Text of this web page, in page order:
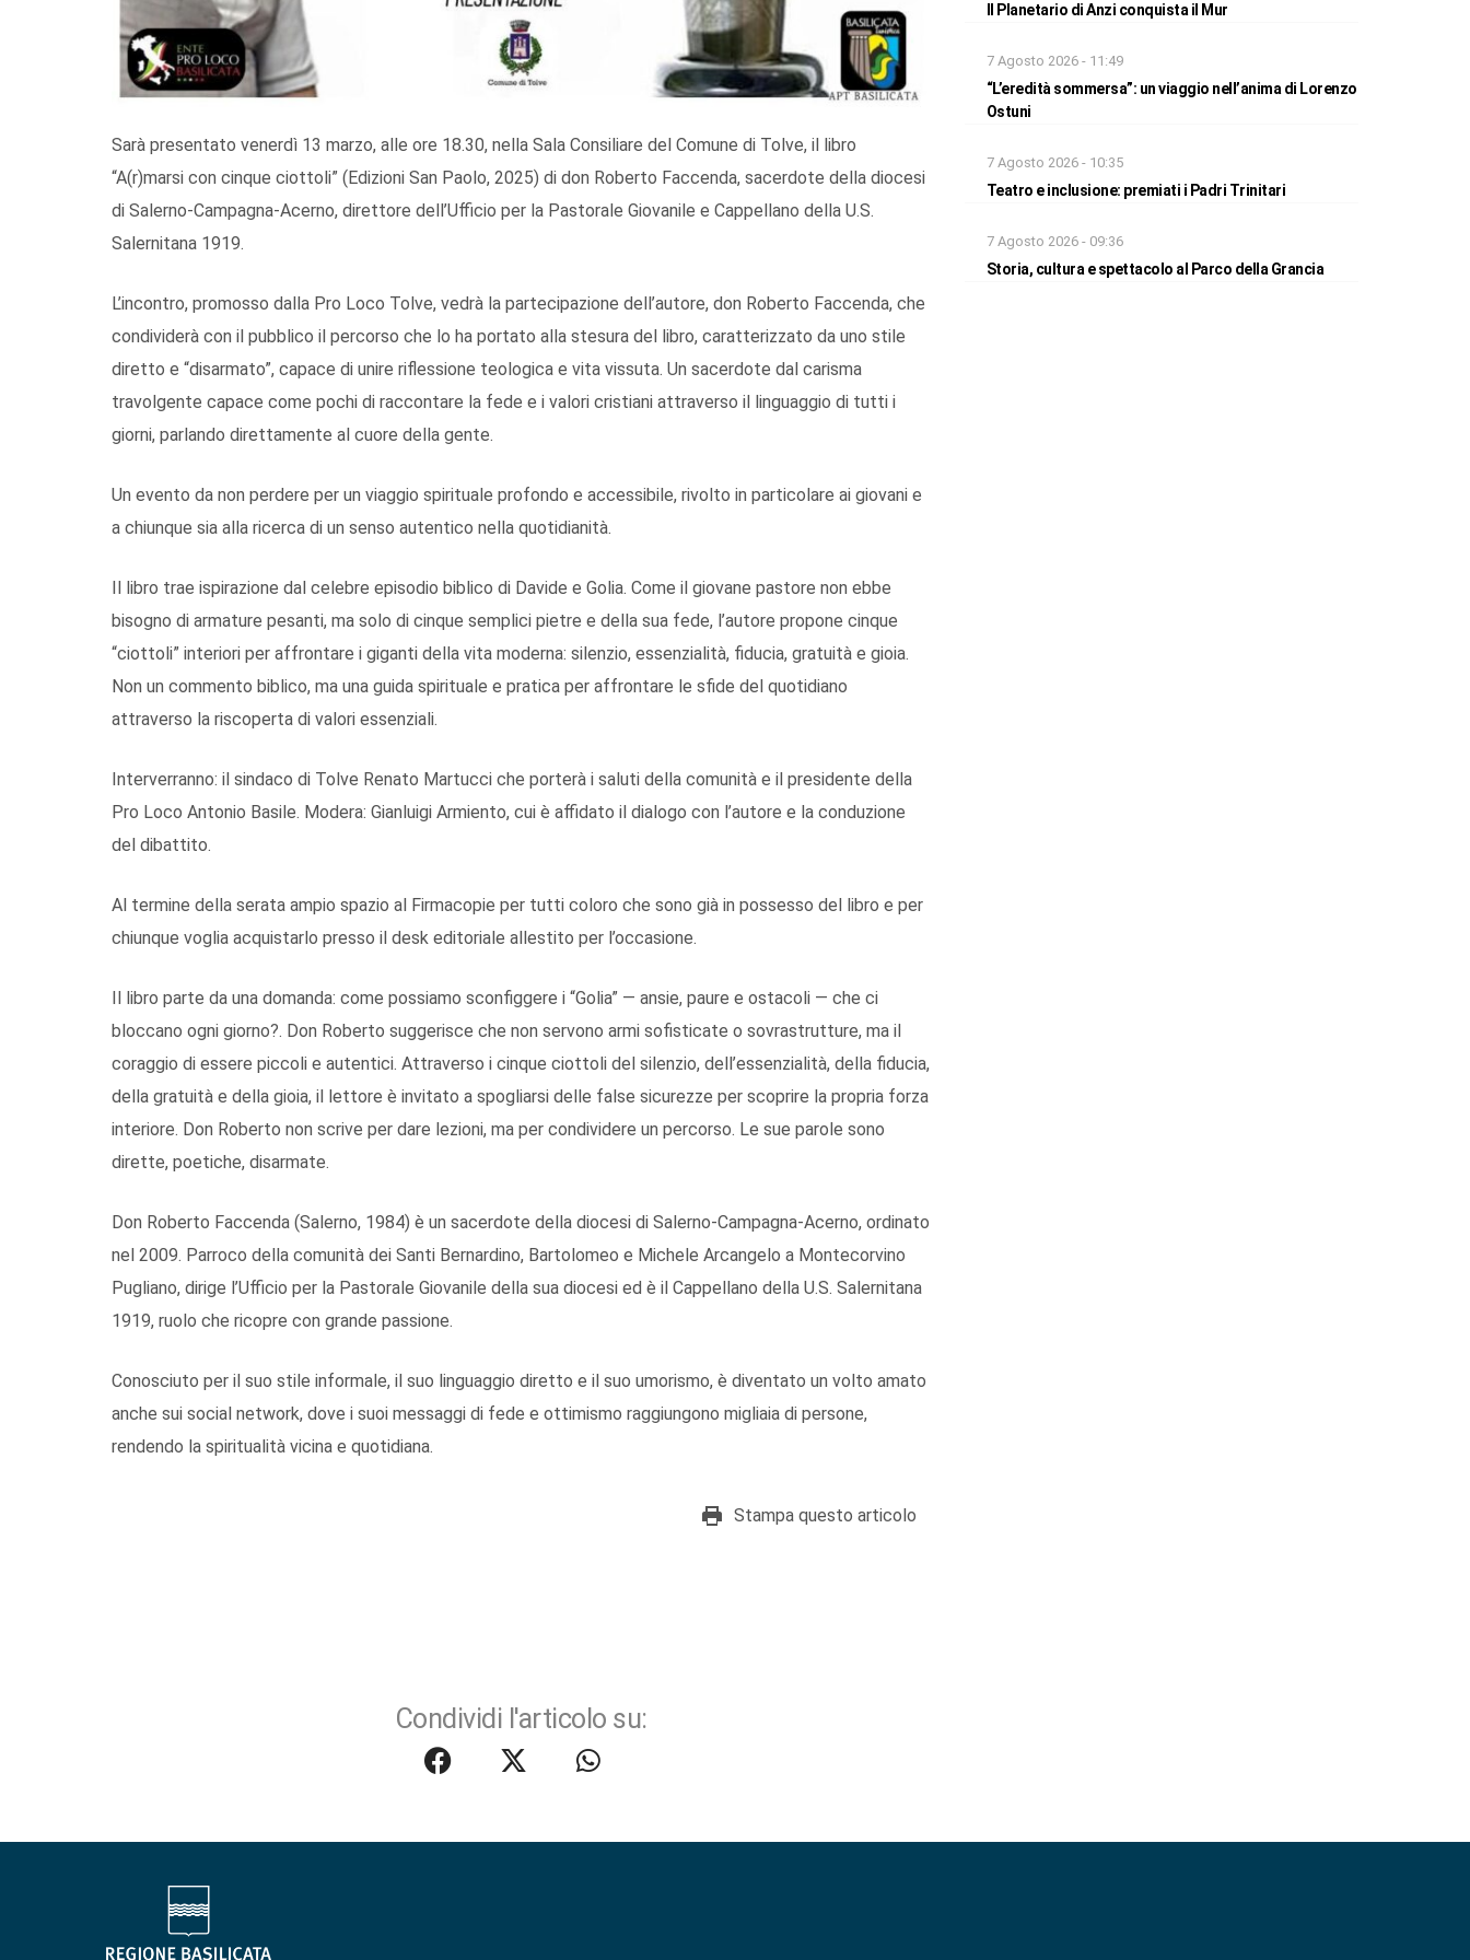
Sarà presentato venerdì 13 marzo, alle ore 18.30, nella Sala Consiliare del Comune di Tolve, il libro
“A(r)marsi con cinque ciottoli” (Edizioni San Paolo, 2025) di don Roberto Faccenda, sacerdote della diocesi
di Salerno-Campagna-Acerno, direttore dell’Ufficio per la Pastorale Giovanile e Cappellano della U.S.
Salernitana 1919.
L’incontro, promosso dalla Pro Loco Tolve, vedrà la partecipazione dell’autore, don Roberto Faccenda, che
condividerà con il pubblico il percorso che lo ha portato alla stesura del libro, caratterizzato da uno stile
diretto e “disarmato”, capace di unire riflessione teologica e vita vissuta. Un sacerdote dal carisma
travolgente capace come pochi di raccontare la fede e i valori cristiani attraverso il linguaggio di tutti i
giorni, parlando direttamente al cuore della gente.
Un evento da non perdere per un viaggio spirituale profondo e accessibile, rivolto in particolare ai giovani e
a chiunque sia alla ricerca di un senso autentico nella quotidianità.
Il libro trae ispirazione dal celebre episodio biblico di Davide e Golia. Come il giovane pastore non ebbe
bisogno di armature pesanti, ma solo di cinque semplici pietre e della sua fede, l’autore propone cinque
“ciottoli” interiori per affrontare i giganti della vita moderna: silenzio, essenzialità, fiducia, gratuità e gioia.
Non un commento biblico, ma una guida spirituale e pratica per affrontare le sfide del quotidiano
attraverso la riscoperta di valori essenziali.
Interverranno: il sindaco di Tolve Renato Martucci che porterà i saluti della comunità e il presidente della
Pro Loco Antonio Basile. Modera: Gianluigi Armiento, cui è affidato il dialogo con l’autore e la conduzione
del dibattito.
Al termine della serata ampio spazio al Firmacopie per tutti coloro che sono già in possesso del libro e per
chiunque voglia acquistarlo presso il desk editoriale allestito per l’occasione.
Il libro parte da una domanda: come possiamo sconfiggere i “Golia” — ansie, paure e ostacoli — che ci
bloccano ogni giorno?. Don Roberto suggerisce che non servono armi sofisticate o sovrastrutture, ma il
coraggio di essere piccoli e autentici. Attraverso i cinque ciottoli del silenzio, dell’essenzialità, della fiducia,
della gratuità e della gioia, il lettore è invitato a spogliarsi delle false sicurezze per scoprire la propria forza
interiore. Don Roberto non scrive per dare lezioni, ma per condividere un percorso. Le sue parole sono
dirette, poetiche, disarmate.
Don Roberto Faccenda (Salerno, 1984) è un sacerdote della diocesi di Salerno-Campagna-Acerno, ordinato
nel 2009. Parroco della comunità dei Santi Bernardino, Bartolomeo e Michele Arcangelo a Montecorvino
Pugliano, dirige l’Ufficio per la Pastorale Giovanile della sua diocesi ed è il Cappellano della U.S. Salernitana
1919, ruolo che ricopre con grande passione.
Conosciuto per il suo stile informale, il suo linguaggio diretto e il suo umorismo, è diventato un volto amato
anche sui social network, dove i suoi messaggi di fede e ottimismo raggiungono migliaia di persone,
rendendo la spiritualità vicina e quotidiana.
Stampa questo articolo
Condividi l'articolo su:
Il Planetario di Anzi conquista il Mur
7 Agosto 2026 - 11:49
“L’eredità sommersa”: un viaggio nell’anima di Lorenzo
Ostuni
7 Agosto 2026 - 10:35
Teatro e inclusione: premiati i Padri Trinitari
7 Agosto 2026 - 09:36
Storia, cultura e spettacolo al Parco della Grancia